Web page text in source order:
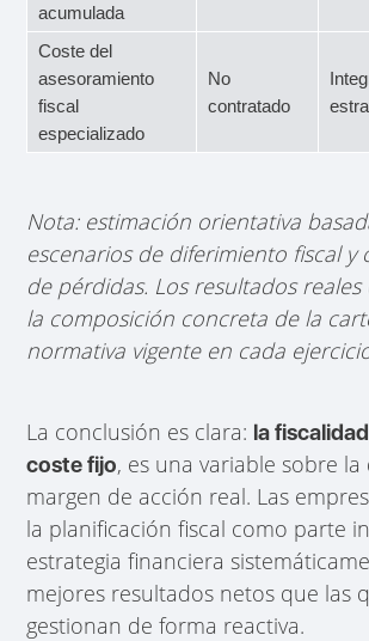
acumulada
Coste del
asesoramiento
fiscal
especializado
No
contratado
Nota: estimación orientativa
escenarios de diferimiento fiscal y
de pérdidas. Los resultados
la composición concreta de la
normativa vigente en cada
La conclusión es clara: la
coste fijo, es una variable sobre
margen de acción real. Las
la planificación fiscal como parte
estrategia financiera
mejores resultados netos que las
gestionan de forma reactiva.